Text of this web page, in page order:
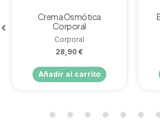
Crema Osmótica
Corporal
Corporal
28,90 €
Añadir al carrito